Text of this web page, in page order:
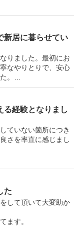
新居に暮らせてい
りました。最初にお
なやりとりで、安心
。…
る経験となりまし
ていない箇所につき
さを率直に感じまし
た
して頂いて大変助か
ます。